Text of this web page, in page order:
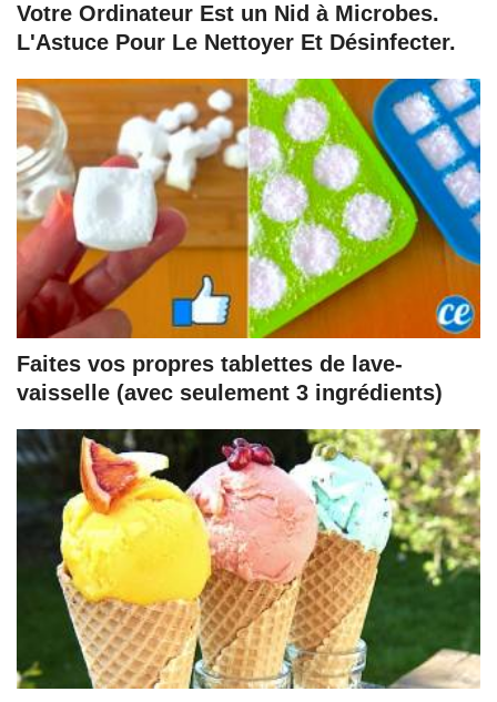
Votre Ordinateur Est un Nid à Microbes.
L'Astuce Pour Le Nettoyer Et Désinfecter.
Faites vos propres tablettes de lave-
vaisselle (avec seulement 3 ingrédients)